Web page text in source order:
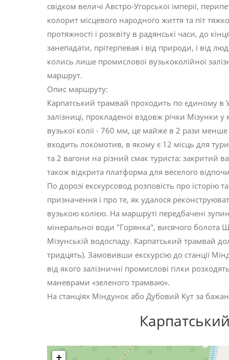
свідком величі Австро-Угорської імперії,
колорит місцевого народного життя та піт
протяжності і розквіту в радянські часи, до
занепадати, прітерпевая і від природи, і від
колись лише промислової вузькоколійної
маршрут.
Опис маршруту:
Карпатський трамвай проходить по єдиному в
залізниці, прокладеної вздовж річки Мізунки
вузької колії - 760 мм, це майже в 2 рази
входить локомотив, в якому є 12 місць для
та 2 вагони на різний смак туриста: закритий
також відкрита платформа для веселого
По дорозі екскурсовод розповість про історію
призначення і про те, як удалося
вузькою колією. На маршруті передбачені
мінеральної води "Горянка", висячого болота
Мізунській водоспаду. Карпатський трамвай
тридцять). Замовивши екскурсію до станції
від якого залізничні промислові гілки
маневрами «зеленого трамваю».
На станціях Міндунок або Дубовий Кут за
+